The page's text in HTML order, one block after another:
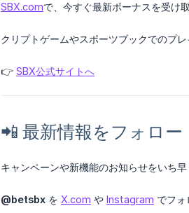
SBX.comで、今すぐ最新ボーナスを受け取
クリプトゲームやスポーツブックでのプレ
👉 SBX公式サイトへ
📲 最新情報をフォロー
キャンペーンや新機能のお知らせをいち早
@betsbx を X.com や Instagram でフォ